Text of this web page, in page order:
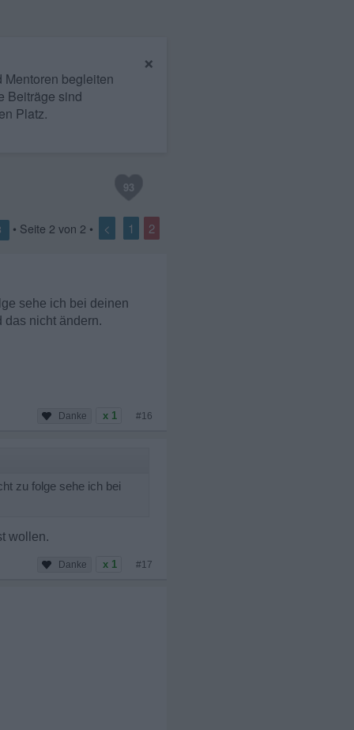
×
begleiten
Beiträge sind
Platz.
93
• Seite 2 von 2 • < 1 2
sehe ich bei deinen
das nicht ändern.
x 1 #16
zu folge sehe ich bei
wollen.
x 1 #17